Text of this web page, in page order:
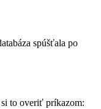
spúšťala po
to overiť príkazom: